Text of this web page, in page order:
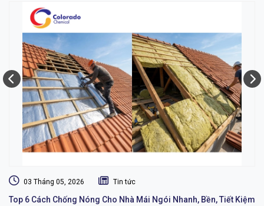
03 Tháng 05, 2026 Tin tức
Top 6 Cách Chống Nóng Cho Nhà Mái Ngói Nhanh, Bền, Tiết Kiệm